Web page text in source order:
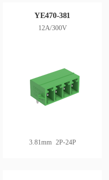
YE470-381
12A/300V
3.81mm 2P-24P